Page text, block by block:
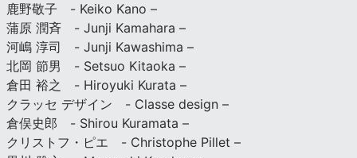
鹿野敬子 - Keiko Kano –
蒲原 潤斉 - Junji Kamahara –
河嶋 淳司 - Junji Kawashima –
北岡 節男 - Setsuo Kitaoka –
倉田 裕之 - Hiroyuki Kurata –
クラッセ デザイン - Classe design –
倉俣史郎 - Shirou Kuramata –
クリストフ・ピエ - Christophe Pillet –